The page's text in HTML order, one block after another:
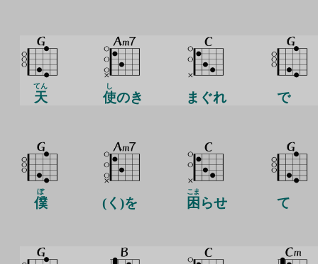
天
てん
使
し
のき まぐれ で
僕
ぼ
(く)を 困
こま
らせ て